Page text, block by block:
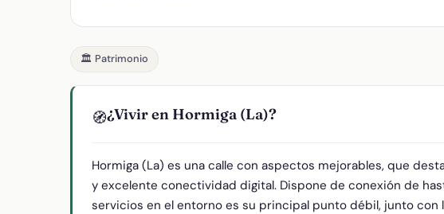
🏛️ Patrimonio
🧭¿Vivir en Hormiga (La)?
Hormiga (La) es una calle con aspectos mejorables, que
y excelente conectividad digital. Dispone de conexión de
servicios en el entorno es su principal punto débil, junto con